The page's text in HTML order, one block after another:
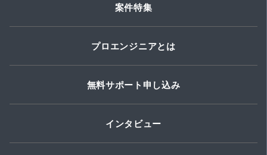
案件特集
プロエンジニアとは
無料サポート申し込み
インタビュー